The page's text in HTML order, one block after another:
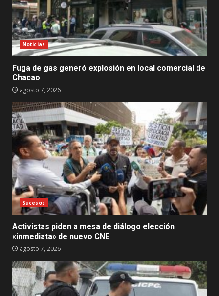
Noticias
Fuga de gas generó explosión en local comercial de
Chacao
agosto 7, 2026
Sucesos
Activistas piden a mesa de diálogo elección
«inmediata» de nuevo CNE
agosto 7, 2026